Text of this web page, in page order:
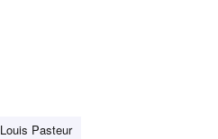
Louis Pasteur